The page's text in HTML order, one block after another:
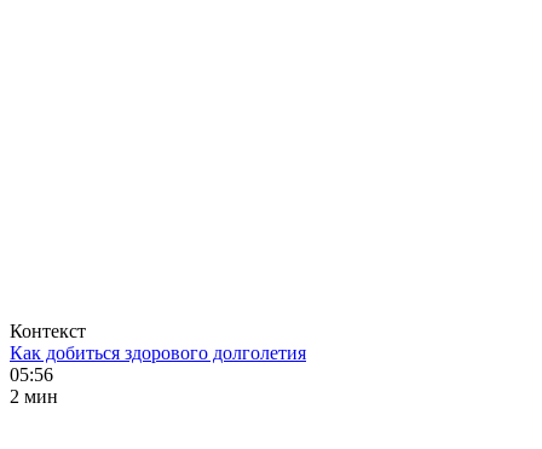
Контекст
Как добиться здорового долголетия
05:56
2 мин